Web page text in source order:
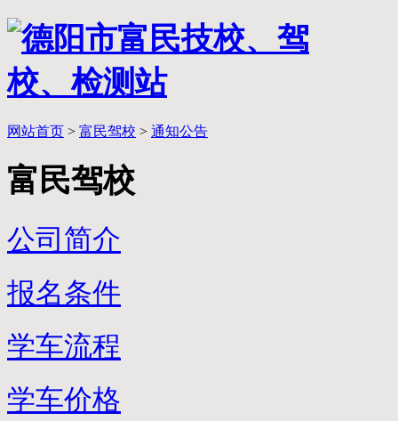
网站首页 > 富民驾校 > 通知公告
富民驾校
公司简介
报名条件
学车流程
学车价格